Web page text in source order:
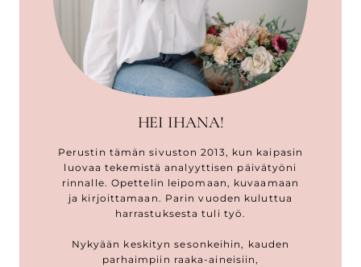
HEI IHANA!
Perustin tämän sivuston 2013, kun kaipasin
luovaa tekemistä analyyttisen päivätyöni
rinnalle. Opettelin leipomaan, kuvaamaan
ja kirjoittamaan. Parin vuoden kuluttua
harrastuksesta tuli työ.
Nykyään keskityn sesonkeihin, kauden
parhaimpiin raaka-aineisiin,